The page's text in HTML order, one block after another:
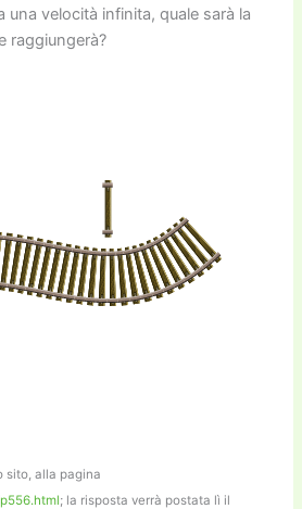
una velocità infinita, quale sarà la
raggiungerà?
sito, alla pagina
; la risposta verrà postata lì il